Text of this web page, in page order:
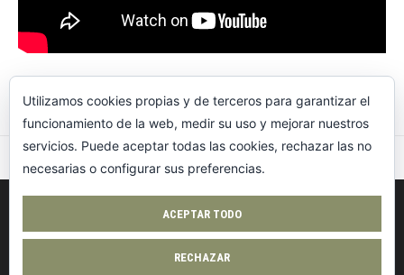
IBERIAN BUSHCRAFT «INSTAGRAM»
Utilizamos cookies propias y de terceros para garantizar el
funcionamiento de la web, medir su uso y mejorar nuestros
servicios. Puede aceptar todas las cookies, rechazar las no
necesarias o configurar sus preferencias.
ACEPTAR TODO
RECHAZAR